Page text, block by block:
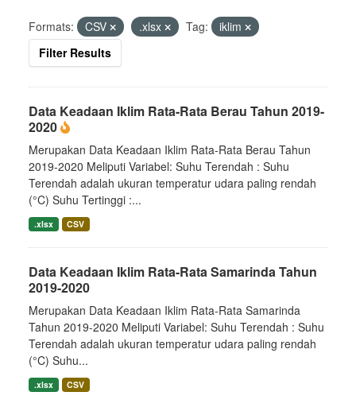
Formats: CSV .xlsx Tag:
iklim
Filter Results
Data Keadaan Iklim Rata-Rata Berau Tahun 2019-
2020
Merupakan Data Keadaan Iklim Rata-Rata Berau Tahun
2019-2020 Meliputi Variabel: Suhu Terendah : Suhu
Terendah adalah ukuran temperatur udara paling rendah
(°C) Suhu Tertinggi :...
.xlsx CSV
Data Keadaan Iklim Rata-Rata Samarinda Tahun
2019-2020
Merupakan Data Keadaan Iklim Rata-Rata Samarinda
Tahun 2019-2020 Meliputi Variabel: Suhu Terendah : Suhu
Terendah adalah ukuran temperatur udara paling rendah
(°C) Suhu...
.xlsx CSV